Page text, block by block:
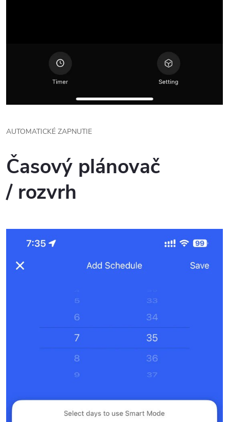
AUTOMATICKÉ ZAPNUTIE
Časový plánovač
/ rozvrh